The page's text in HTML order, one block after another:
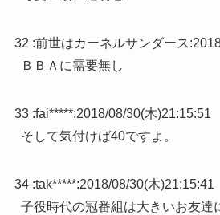
32 :前世はカーネルサンダース:
ＢＢＡに需要無し
33 :fai*****:2018/08/30(木)21:15:51
そして気付けば40ですよ。
34 :tak*****:2018/08/30(木)21:15:41
子役時代の冠番組は大きいお友達